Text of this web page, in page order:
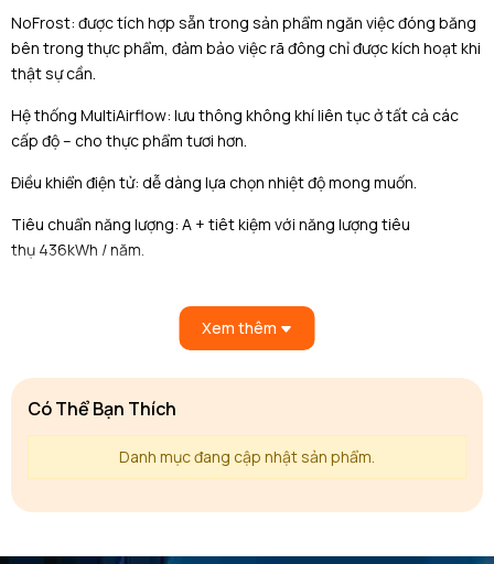
NoFrost: được tích hợp sẵn trong sản phẩm ngăn việc đóng băng
bên trong thực phẩm, đảm bảo việc rã đông chỉ được kích hoạt khi
thật sự cần.
Hệ thống MultiAirflow: lưu thông không khí liên tục ở tất cả các
cấp độ – cho thực phẩm tươi hơn.
Điều khiển điện tử: dễ dàng lựa chọn nhiệt độ mong muốn.
Tiêu chuẩn năng lượng: A + tiêt kiệm với năng lượng tiêu
thụ 436kWh / năm.
NoFrost: không đóng tuyết, được tích hợp sẵn trong sản phẩm
chỉ được kích hoạt khi cần.
Điều chỉnh nhiệt độ riêng biệt trong tủ lạnh và tủ đông.
Báo động âm thanh và hình ảnh nếu nhiệt độ tăng trong tủ đá,
chức năng bộ nhớ.
Xem thêm
Có Thể Bạn Thích
Danh mục đang cập nhật sản phẩm.